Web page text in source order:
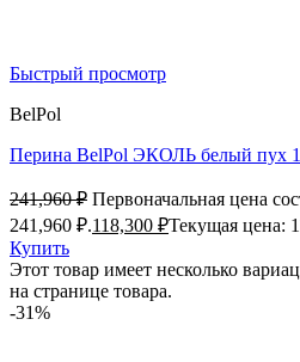
Быстрый просмотр
BelPol
Перина BelPol ЭКОЛЬ белый пух
241,960₽ Первоначальная цена
241,960 ₽.118,300 ₽Текущая цена:
Купить
Этот товар имеет несколько
на странице товара.
-31%